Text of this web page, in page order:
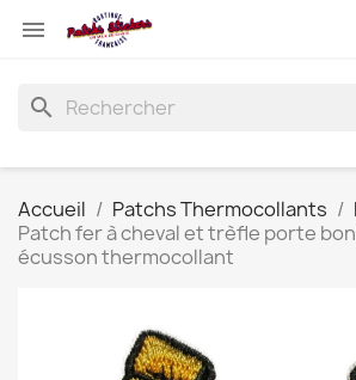

search
Accueil Patchs Thermocollants
Patch fer à cheval et trèfle porte
écusson thermocollant